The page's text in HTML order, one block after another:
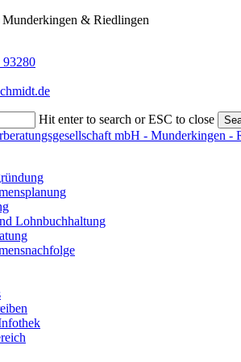
Munderkingen & Riedlingen
93280
Hit enter to search or ESC to close
Lohnbuchhaltung